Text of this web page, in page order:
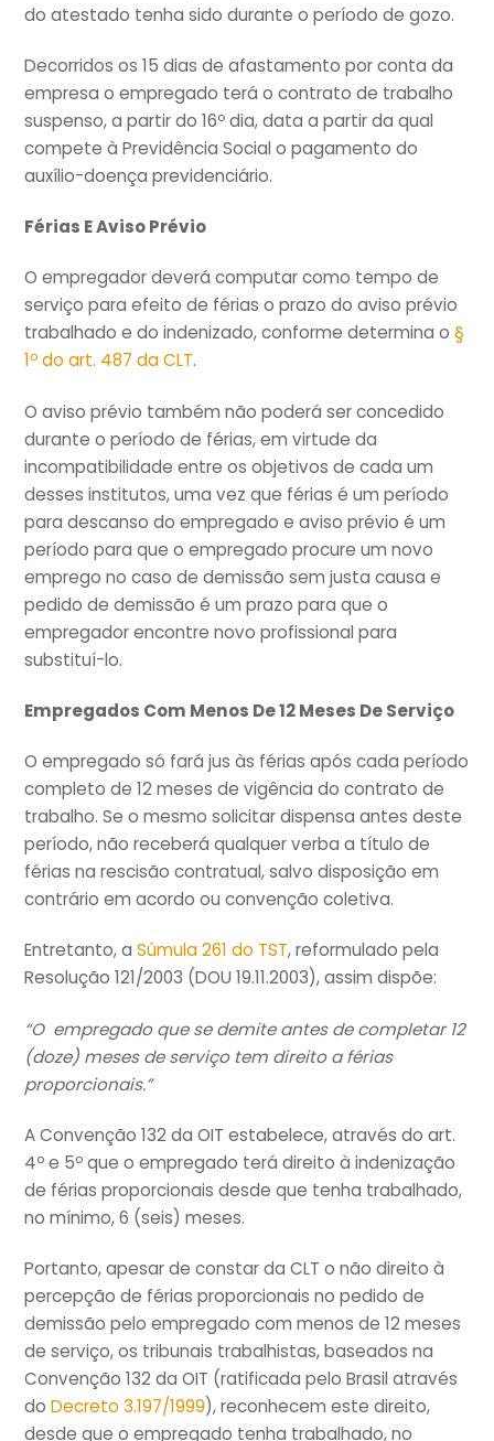
do atestado tenha sido durante o período de gozo.
Decorridos os 15 dias de afastamento por conta da
empresa o empregado terá o contrato de trabalho
suspenso, a partir do 16º dia, data a partir da qual
compete à Previdência Social o pagamento do
auxílio-doença previdenciário.
Férias E Aviso Prévio
O empregador deverá computar como tempo de
serviço para efeito de férias o prazo do aviso prévio
trabalhado e do indenizado, conforme determina o§
1º do art. 487 da CLT.
O aviso prévio também não poderá ser concedido
durante o período de férias, em virtude da
incompatibilidade entre os objetivos de cada um
desses institutos, uma vez que férias é um período
para descanso do empregado e aviso prévio é um
período para que o empregado procure um novo
emprego no caso de demissão sem justa causa e
pedido de demissão é um prazo para que o
empregador encontre novo profissional para
substituí-lo.
Empregados Com Menos De 12 Meses De Serviço
O empregado só fará jus às férias após cada período
completo de 12 meses de vigência do contrato de
trabalho. Se o mesmo solicitar dispensa antes deste
período, não receberá qualquer verba a título de
férias na rescisão contratual, salvo disposição em
contrário em acordo ou convenção coletiva.
Entretanto, aSúmula 261 do TST, reformulado pela
Resolução 121/2003 (DOU 19.11.2003), assim dispõe:
“O empregado que se demite antes de completar 12
(doze) meses de serviço tem direito a férias
proporcionais.”
A Convenção 132 da OIT estabelece, através do art.
4º e 5º que o empregado terá direito à indenização
de férias proporcionais desde que tenha trabalhado,
no mínimo, 6 (seis) meses.
Portanto, apesar de constar da CLT o não direito à
percepção de férias proporcionais no pedido de
demissão pelo empregado com menos de 12 meses
de serviço, os tribunais trabalhistas, baseados na
Convenção 132 da OIT (ratificada pelo Brasil através
doDecreto 3.197/1999), reconhecem este direito,
desde que o empregado tenha trabalhado, no